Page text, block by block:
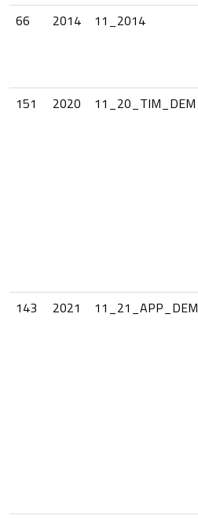
66
2014 11_2014
151
2020 11_20_TIM_DEM
143
2021 11_21_APP_DEM